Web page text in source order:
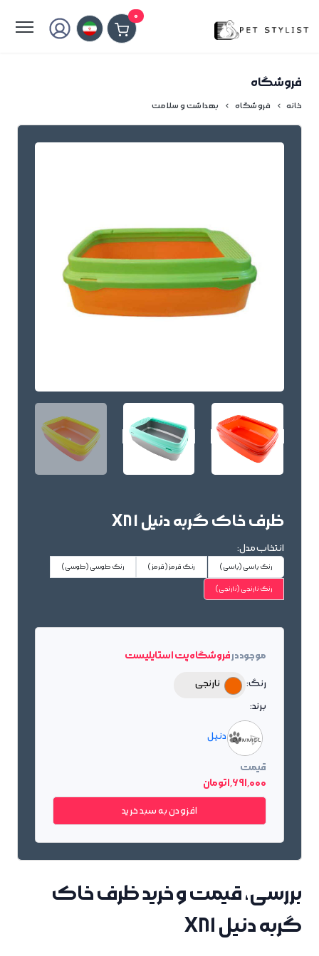
0
فروشگاه
خانه فروشگاه بهداشت و سلامت
ظرف خاک گربه دنیل X81
انتخاب مدل:
رنگ یاسی (یاسی) رنگ قرمز (قرمز) رنگ طوسی (طوسی)
رنگ نارنجی (نارنجی)
موجود درفروشگاه پت استایلیست
رنگ:
نارنجی
برند:
دنیل
قیمت
1٬691٬000 تومان
افزودن به سبد خرید
بررسی، قیمت و خرید ظرف خاک
گربه دنیل X81